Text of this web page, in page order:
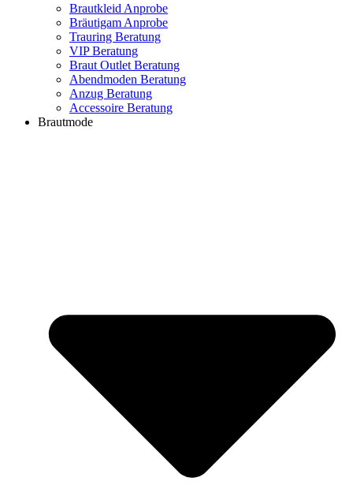
Brautkleid Anprobe
Bräutigam Anprobe
Trauring Beratung
VIP Beratung
Braut Outlet Beratung
Abendmoden Beratung
Anzug Beratung
Accessoire Beratung
Brautmode